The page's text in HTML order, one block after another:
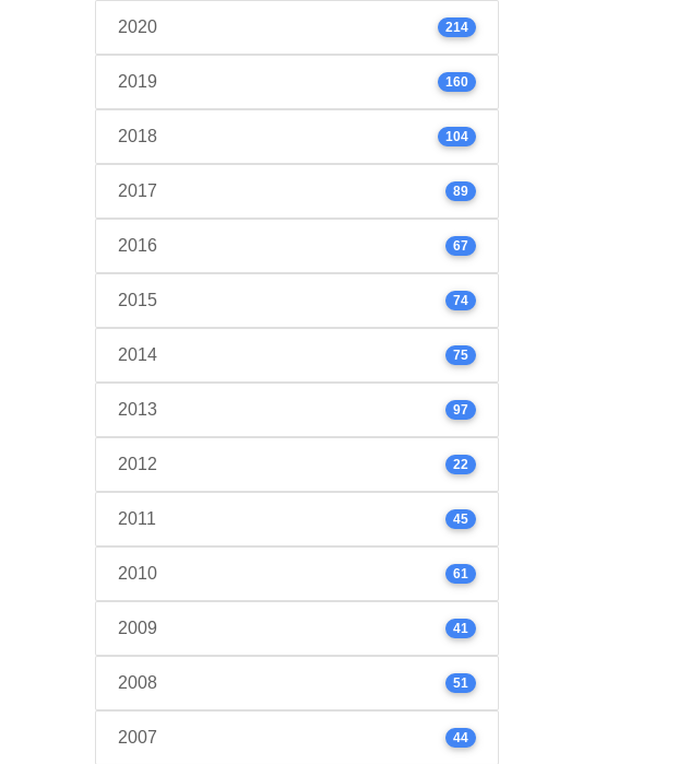
2020 214
2019 160
2018 104
2017 89
2016 67
2015 74
2014 75
2013 97
2012 22
2011 45
2010 61
2009 41
2008 51
2007 44